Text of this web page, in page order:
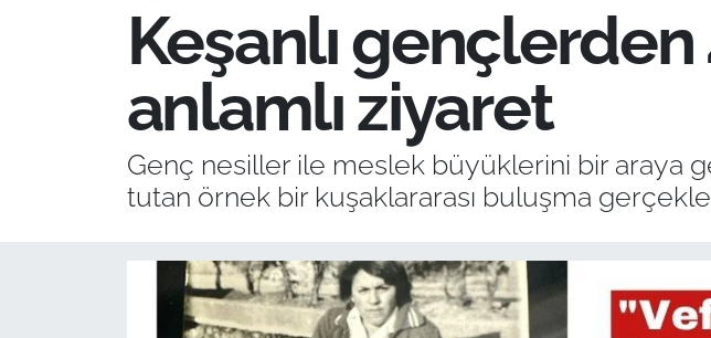
Keşanlı gençlerden
anlamlı ziyaret
Genç nesiller ile meslek büyüklerini bir araya
tutan örnek bir kuşaklararası buluşma
EKONOMİ